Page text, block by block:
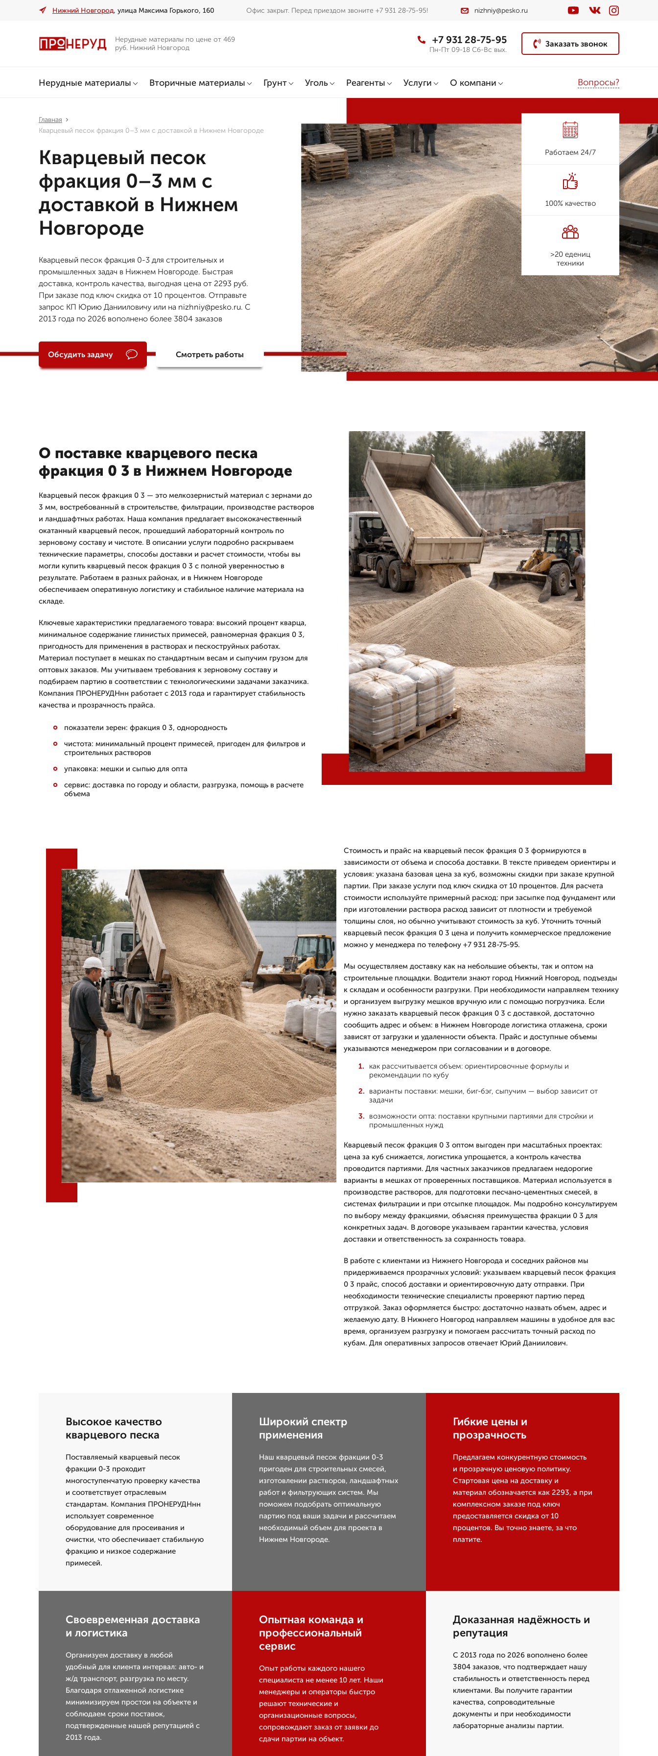
Нижний Новгород, улица Максима Горького, 160 Офис закрыт. Перед приездом звоните +7 931 28-75-95! nizhniy@pesko.ru
Нерудные материалы по цене от 469
руб. Нижний Новгород
+7 931 28-75-95
Пн-Пт 09-18 Сб-Вс вых.
Заказать звонок
Нерудные материалы Вторичные материалы Грунт Уголь Реагенты Услуги О компани Вопросы?
Главная
Кварцевый песок фракция 0–3 мм с доставкой в Нижнем Новгороде
Кварцевый песок
фракция 0–3 мм с
доставкой в Нижнем
Новгороде
Кварцевый песок фракция 0-3 для строительных и
промышленных задач в Нижнем Новгороде. Быстрая
доставка, контроль качества, выгодная цена от 2293 руб.
При заказе под ключ скидка от 10 процентов. Отправьте
запрос КП Юрию Данииловичу или на nizhniy@pesko.ru. С
2013 года по 2026 вополнено более 3804 заказов
Обсудить задачу Смотреть работы
Работаем 24/7
100% качество
>20 едениц
техники
О поставке кварцевого песка
фракция 0 3 в Нижнем Новгороде
Кварцевый песок фракция 0 3 — это мелкозернистый материал с зернами до
3 мм, востребованный в строительстве, фильтрации, производстве растворов
и ландшафтных работах. Наша компания предлагает высококачественный
окатанный кварцевый песок, прошедший лабораторный контроль по
зерновому составу и чистоте. В описании услуги подробно раскрываем
технические параметры, способы доставки и расчет стоимости, чтобы вы
могли купить кварцевый песок фракция 0 3 с полной уверенностью в
результате. Работаем в разных районах, и в Нижнем Новгороде
обеспечиваем оперативную логистику и стабильное наличие материала на
складе.
Ключевые характеристики предлагаемого товара: высокий процент кварца,
минимальное содержание глинистых примесей, равномерная фракция 0 3,
пригодность для применения в растворах и пескоструйных работах.
Материал поступает в мешках по стандартным весам и сыпучим грузом для
оптовых заказов. Мы учитываем требования к зерновому составу и
подбираем партию в соответствии с технологическими задачами заказчика.
Компания ПРОНЕРУДНнн работает с 2013 года и гарантирует стабильность
качества и прозрачность прайса.
показатели зерен: фракция 0 3, однородность
чистота: минимальный процент примесей, пригоден для фильтров и
строительных растворов
упаковка: мешки и сыпью для опта
сервис: доставка по городу и области, разгрузка, помощь в расчете
объема
Стоимость и прайс на кварцевый песок фракция 0 3 формируются в
зависимости от объема и способа доставки. В тексте приведем ориентиры и
условия: указана базовая цена за куб, возможны скидки при заказе крупной
партии. При заказе услуги под ключ скидка от 10 процентов. Для расчета
стоимости используйте примерный расход: при засыпке под фундамент или
при изготовлении раствора расход зависит от плотности и требуемой
толщины слоя, но обычно учитывают стоимость за куб. Уточнить точный
кварцевый песок фракция 0 3 цена и получить коммерческое предложение
можно у менеджера по телефону +7 931 28-75-95.
Мы осуществляем доставку как на небольшие объекты, так и оптом на
строительные площадки. Водители знают город Нижний Новгород, подъезды
к складам и особенности разгрузки. При необходимости направляем технику
и организуем выгрузку мешков вручную или с помощью погрузчика. Если
нужно заказать кварцевый песок фракция 0 3 с доставкой, достаточно
сообщить адрес и объем: в Нижнем Новгороде логистика отлажена, сроки
зависят от загрузки и удаленности объекта. Прайс и доступные объемы
указываются менеджером при согласовании и в договоре.
как рассчитывается объем: ориентировочные формулы и
рекомендации по кубу
варианты поставки: мешки, биг-бэг, сыпучим — выбор зависит от
задачи
возможности опта: поставки крупными партиями для стройки и
промышленных нужд
Кварцевый песок фракция 0 3 оптом выгоден при масштабных проектах:
цена за куб снижается, логистика упрощается, а контроль качества
проводится партиями. Для частных заказчиков предлагаем недорогие
варианты в мешках от проверенных поставщиков. Материал используется в
производстве растворов, для подготовки песчано-цементных смесей, в
системах фильтрации и при отсыпке площадок. Мы подробно консультируем
по выбору между фракциями, объясняя преимущества фракции 0 3 для
конкретных задач. В договоре указываем гарантии качества, условия
доставки и ответственность за сохранность товара.
В работе с клиентами из Нижнего Новгорода и соседних районов мы
придерживаемся прозрачных условий: указываем кварцевый песок фракция
0 3 прайс, способ доставки и ориентировочную дату отправки. При
необходимости технические специалисты проверяют партию перед
отгрузкой. Заказ оформляется быстро: достаточно назвать объем, адрес и
желаемую дату. В Нижнего Новгород направляем машины в удобное для вас
время, организуем разгрузку и помогаем рассчитать точный расход по
кубам. Для оперативных запросов отвечает Юрий Даниилович.
Высокое качество
кварцевого песка
Поставляемый кварцевый песок
фракции 0-3 проходит
многоступенчатую проверку качества
и соответствует отраслевым
стандартам. Компания ПРОНЕРУДНнн
использует современное
оборудование для просеивания и
очистки, что обеспечивает стабильную
фракцию и низкое содержание
примесей.
Широкий спектр
применения
Наш кварцевый песок фракции 0-3
пригоден для строительных смесей,
изготовлении растворов, ландшафтных
работ и фильтрующих систем. Мы
поможем подобрать оптимальную
партию под ваши задачи и рассчитаем
необходимый объем для проекта в
Нижнем Новгороде.
Гибкие цены и
прозрачность
Предлагаем конкурентную стоимость
и прозрачную ценовую политику.
Стартовая цена на доставку и
материал обозначается как 2293, а при
комплексном заказе под ключ
предоставляется скидка от 10
процентов. Вы точно знаете, за что
платите.
Своевременная доставка
и логистика
Организуем доставку в любой
удобный для клиента интервал: авто- и
ж/д транспорт, разгрузка по месту.
Благодаря отлаженной логистике
минимизируем простои на объекте и
соблюдаем сроки поставок,
подтвержденные нашей репутацией с
2013 года.
Опытная команда и
профессиональный
сервис
Опыт работы каждого нашего
специалиста не менее 10 лет. Наши
менеджеры и операторы быстро
решают технические и
организационные вопросы,
сопровождают заказ от заявки до
сдачи партии на объект.
Доказанная надёжность и
репутация
С 2013 года по 2026 вополнено более
3804 заказов, что подтверждает нашу
стабильность и ответственность перед
клиентами. Вы получите гарантии
качества, сопроводительные
документы и при необходимости
лабораторные анализы партии.